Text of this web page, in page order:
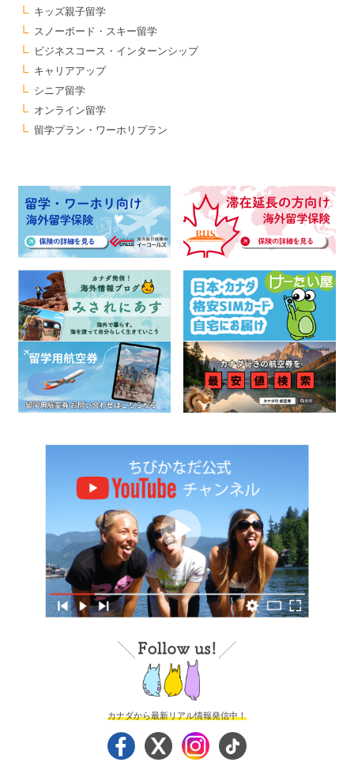
キッズ親子留学
スノーボード・スキー留学
ビジネスコース・インターンシップ
キャリアアップ
シニア留学
オンライン留学
留学プラン・ワーホリプラン
カナダから最新リアル情報発信中！